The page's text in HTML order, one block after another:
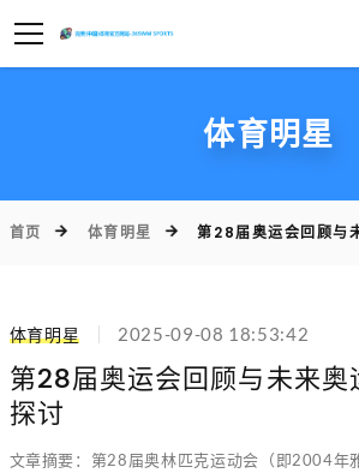
体育明星
首页 体育明星 第28届奥运会回顾与
体育明星 2025-09-08 18:53:42
第28届奥运会回顾与未来奥
探讨
文章摘要：第28届奥林匹克运动会（即2004年